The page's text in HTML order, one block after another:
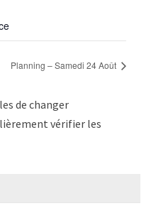
Planning – Samedi 24 Août
de changer
vérifier les